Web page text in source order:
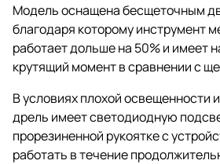
Модель оснащена бесщеточным
благодаря которому инструмент
работает дольше на 50% и имеет
крутящий момент в сравнении с
В условиях плохой освещенности
дрель имеет светодиодную
прорезиненной рукоятке с
работать в течение